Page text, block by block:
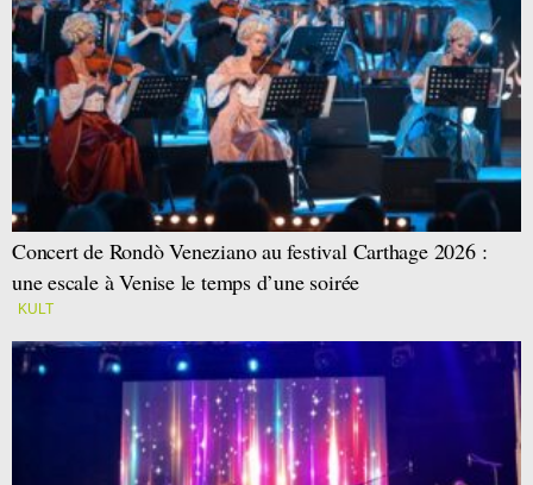
Concert de Rondò Veneziano au festival Carthage 2026 :
une escale à Venise le temps d’une soirée
KULT